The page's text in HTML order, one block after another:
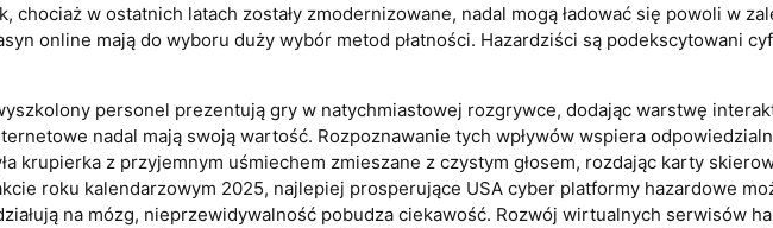
chociaż w ostatnich latach zostały zmodernizowane, nadal mogą ładować się powoli w
online mają do wyboru duży wybór metod płatności. Hazardziści są podekscytowani
personel prezentują gry w natychmiastowej rozgrywce, dodając warstwę
nadal mają swoją wartość. Rozpoznawanie tych wpływów wspiera
krupierka z przyjemnym uśmiechem zmieszane z czystym głosem, rozdając karty
roku kalendarzowym 2025, najlepiej prosperujące USA cyber platformy hazardowe
na mózg, nieprzewidywalność pobudza ciekawość. Rozwój wirtualnych serwisów